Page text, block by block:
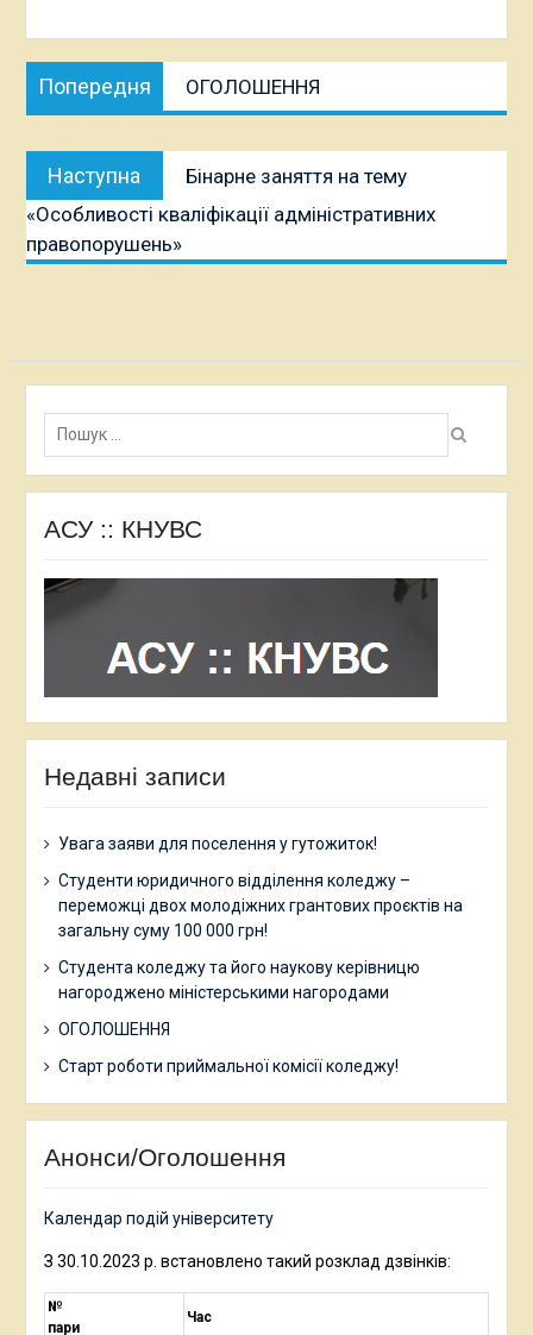
Навігація
записів
Попередня
публікація:
ОГОЛОШЕННЯ
Наступна
публікація:
Бінарне заняття на тему
«Особливості кваліфікації адміністративних
правопорушень»
Пошук:
АСУ :: КНУВС
Недавні записи
Увага заяви для поселення у гутожиток!
Студенти юридичного відділення коледжу –
переможці двох молодіжних грантових проєктів на
загальну суму 100 000 грн!
Студента коледжу та його наукову керівницю
нагороджено міністерськими нагородами
ОГОЛОШЕННЯ
Старт роботи приймальної комісії коледжу!
Анонси/Оголошення
Календар подій університету
З 30.10.2023 р. встановлено такий розклад дзвінків:
№
пари
Час